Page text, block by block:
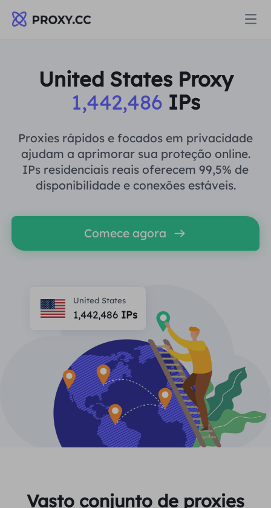
Proxies
PROCURAÇÃO RESIDENCIAL
Proxy residencial estático
Proxy Residencial Ilimitado
Proxy ISP de longa duração
PROCURAÇÃO RESIDENCIAL
Procuração Residencial $0.8/GB
Proxy residencial estático $0.28/IP/Dia
Agente de data center estático
Proxy ISP de longa duração $1.4
Data for AI
POR CASO DE USO
Proteção da marca
Monitoramento de SEO
Verificação de anúncios
Raspagem e rastreamento da Web
Recursos
Programa de afiliados
Parceiros
FERRAMENTAS GRATUITAS
Verificador de proxy
LOCAIS
Aprender
Perguntas frequentes
Blogue
Guia do usuário
Mais integrações
中文
English
Deutsch
Aproveitar77% de descontoe aja agora!
Residencial $0/GB $0/dia ilimitado
United States Proxy
1,442,486 IPs
Proxies rápidos e focados em privacidade
ajudam a aprimorar sua proteção online.
IPs residenciais reais oferecem 99,5% de
disponibilidade e conexões estáveis.
Comece agora
United States
1,442,486IPs
Vasto conjunto de proxies